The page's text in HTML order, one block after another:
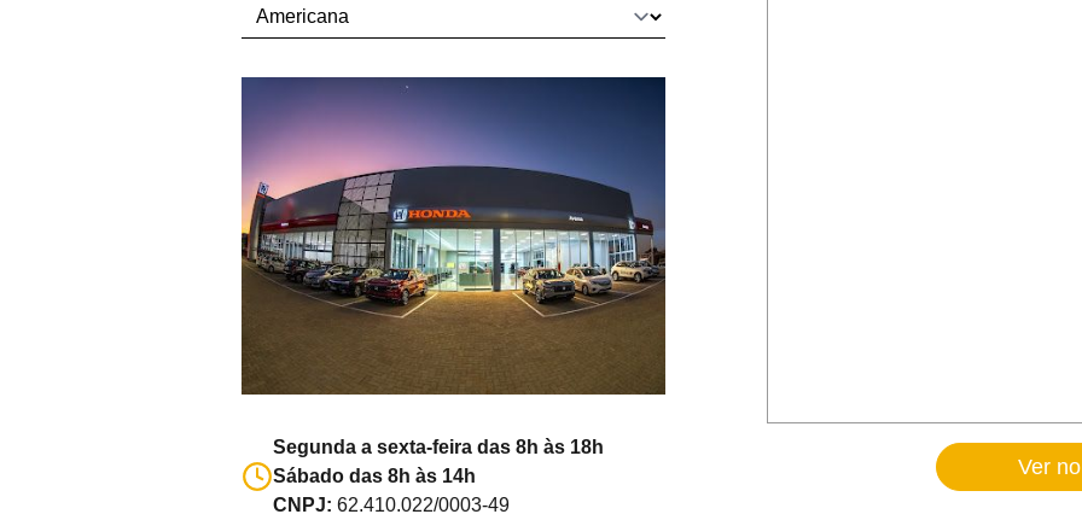
Segunda a sexta-feira das 8h às 18h
Sábado das 8h às 14h
CNPJ: 62.410.022/0003-49
Ver